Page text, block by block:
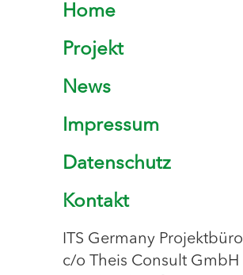
Home
Projekt
News
Impressum
Datenschutz
Kontakt
ITS Germany Projektbüro
c/o Theis Consult GmbH